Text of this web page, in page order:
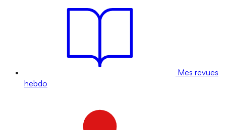
Mes revues
hebdo